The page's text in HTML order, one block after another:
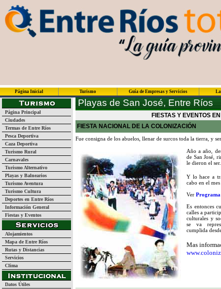
Página Inicial Turismo Guía de Empresas y Servicios
Página Principal
Ciudades
Termas de Entre Ríos
Pesca Deportiva
Caza Deportiva
Turismo Rural
Carnavales
Turismo Alternativo
Playas y Balnearios
Turismo Aventura
Turismo Cultura
Deportes en Entre Ríos
Información General
Fiestas y Eventos
Alojamientos
Mapa de Entre Ríos
Rutas y Distancias
Servicios
Clima
Datos Útiles
Playas de San José, Entre Ríos
FIESTAS Y EVENTOS
FIESTA NACIONAL DE LA COLONIZACIÓN
Fue consigna de los abuelos, llenar de surcos toda la tierra, y
Año a año,
de San José,
le dieron el ser.
Y lo hace a
cabo en el
Ver Programa
Es entonces
calles a
culturales y
se va
cumplida
Mas